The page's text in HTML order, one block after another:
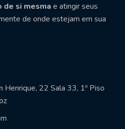
de si mesma e atingir seus
de onde estejam em sua
Henrique, 22 Sala 33, 1º Piso